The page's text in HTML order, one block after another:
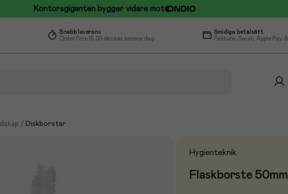
Kontorsgiganten bygger vidare mot
Snabb leverans
Order före 15.00 skickas samma dag
Smidiga betalsätt
Faktura, Swish, Apple Pay
/ Diskborstar
Hygienteknik
Flaskborste 50mm